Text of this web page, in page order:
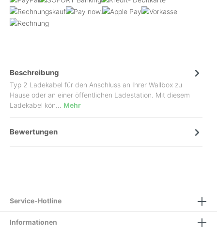
Beschreibung
Typ 2 Ladekabel für den Anschluss an Ihrer Wallbox zu
Hause oder an einer öffentlichen Ladestation. Mit diesem
Ladekabel kön… Mehr
Bewertungen
Service-Hotline
Informationen